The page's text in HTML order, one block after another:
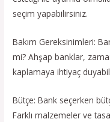
seçim yapabilirsiniz.
Bakım Gereksinimleri:
mi? Ahşap banklar,
kaplamaya ihtiyaç
Bütçe: Bank seçerken
Farklı malzemeler ve